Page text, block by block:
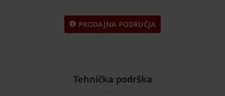
PRODAJNA PODRUČJA
Tehnička podrška